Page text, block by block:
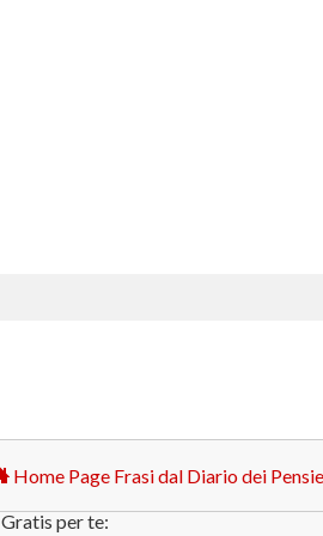
Home Page Frasi dal Diario dei
Gratis per te: